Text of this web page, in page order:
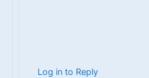
Log in to Reply